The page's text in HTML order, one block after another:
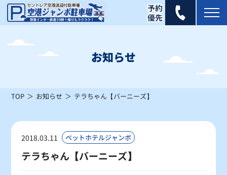
2025年 7月
日
2 3 4 5
×
6 7 8 9 10
13
×
14
×
15
×
16
×
17
お知らせ
TOP お知らせ テラちゃん【バーニーズ】
2018.03.11 ペットホテルジャンボ
テラちゃん【バーニーズ】